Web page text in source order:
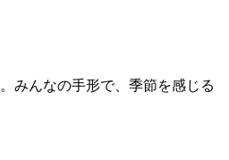
みんなの手形で、季節を感じる